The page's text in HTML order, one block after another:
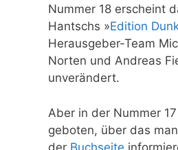
Nummer 18 erscheint
Hantschs »Edition
Herausgeber-Team
Norten und Andreas
unverändert.
Aber in der Nummer
geboten, über das
der Buchseite